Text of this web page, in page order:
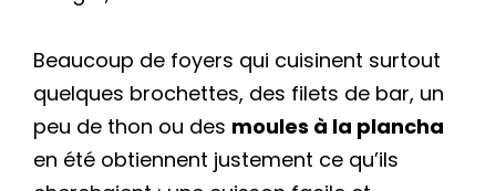
Beaucoup de foyers qui cuisinent surtout
quelques brochettes, des filets de bar, un
peu de thon ou des moules à la plancha
en été obtiennent justement ce qu’ils